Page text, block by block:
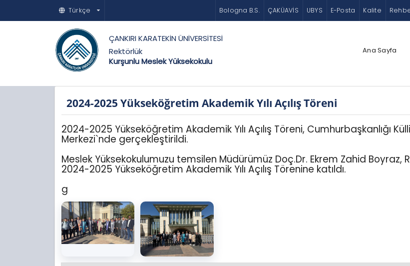
Türkçe Bologna B.S. ÇAKÜAVİS UBYS E-Posta Kalite
ÇANKIRI KARATEKİN ÜNİVERSİTESİ
Rektörlük
Kurşunlu Meslek Yüksekokulu
Ana Sayfa
2024-2025 Yükseköğretim Akademik Yılı Açılış Töreni
2024-2025 Yükseköğretim Akademik Yılı Açılış Töreni, Cumhurbaşkanlığı
Merkezi`nde gerçekleştirildi.
Meslek Yüksekokulumuzu temsilen Müdürümüz Doç.Dr. Ekrem Zahid
2024-2025 Yükseköğretim Akademik Yılı Açılış Törenine katıldı.
g